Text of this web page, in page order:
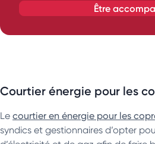
être
Courtier énergie pour les
Le courtier en énergie pour les
syndics et gestionnaires d’opter